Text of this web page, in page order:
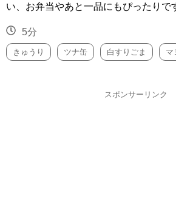
い、お弁当やあと一品にもぴったりで
5分
きゅうり ツナ缶 白すりごま マ
スポンサーリンク